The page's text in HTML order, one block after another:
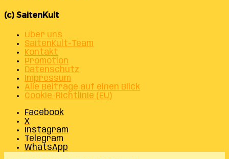
(c) SaitenKult
Über uns
SaitenKult-Team
Kontakt
Promotion
Datenschutz
Impressum
Alle Beiträge auf einen Blick
Cookie-Richtlinie (EU)
Facebook
X
Instagram
Telegram
WhatsApp